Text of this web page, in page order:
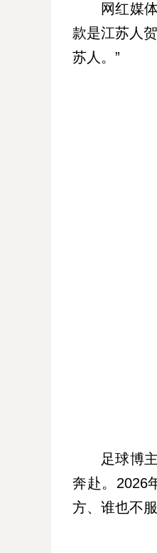
网红媒
款是江苏人
苏人。”
足球博
奔赴。2026
方、谁也不